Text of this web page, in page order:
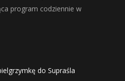
program codziennie w
do Supraśla